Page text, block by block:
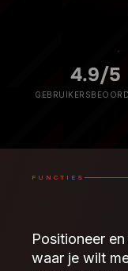
4.9/5
FUNCTIES
Positioneer
waar je wilt